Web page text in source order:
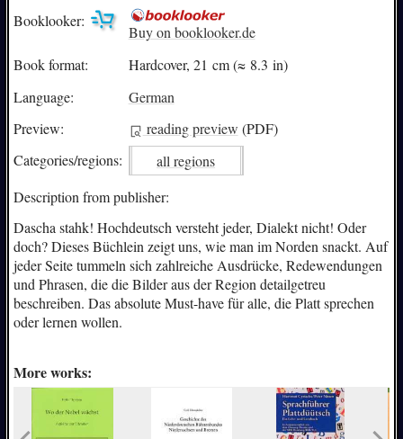
Booklooker:
Buy on booklooker.de
Book format:
Hardcover, 21 cm (≈ 8.3 in)
Language:
German
Preview:
reading preview (PDF)
Categories/regions:
all regions
Description from publisher:
Dascha stahk! Hochdeutsch versteht jeder, Dialekt nicht! Oder
doch? Dieses Büchlein zeigt uns, wie man im Norden snackt. Auf
jeder Seite tummeln sich zahlreiche Ausdrücke, Redewendungen
und Phrasen, die die Bilder aus der Region detailgetreu
beschreiben. Das absolute Must-have für alle, die Platt sprechen
oder lernen wollen.
More works: